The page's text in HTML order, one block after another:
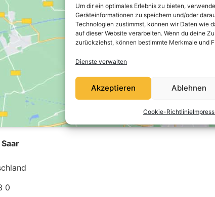
Um dir ein optimales Erlebnis zu bieten,
Geräteinformationen zu speichern und/oder
Technologien zustimmst, können wir Daten wie
auf dieser Website verarbeiten. Wenn du deine
zurückziehst, können bestimmte Merkmale und
Dienste verwalten
Akzeptieren Ablehnen
Cookie-Richtlinie
Ich
0